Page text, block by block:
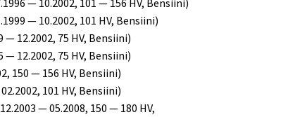
— 10.2002, 101 HV, Bensiini)
— 12.2002, 75 HV, Bensiini)
— 12.2002, 75 HV, Bensiini)
150 — 156 HV, Bensiini)
101 HV, Bensiini)
— 05.2008, 150 — 180 HV,